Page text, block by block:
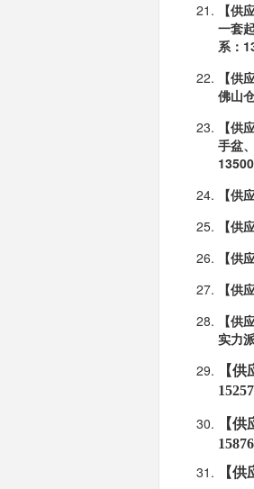
【供
一套
系：
【供
佛山
【供
手盆
【供
【供
【供
【供
【供
实力
【
【
【